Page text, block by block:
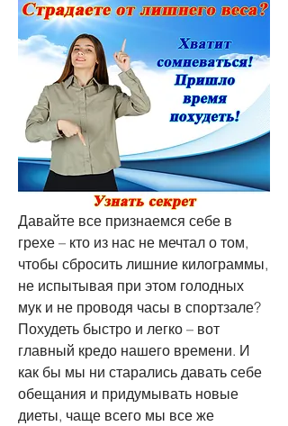
Давайте все признаемся себе в
грехе – кто из нас не мечтал о том,
чтобы сбросить лишние килограммы,
не испытывая при этом голодных
мук и не проводя часы в спортзале?
Похудеть быстро и легко – вот
главный кредо нашего времени. И
как бы мы ни старались давать себе
обещания и придумывать новые
диеты, чаще всего мы все же